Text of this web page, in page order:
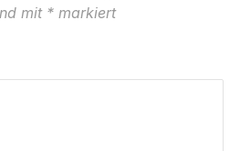
mit *markiert